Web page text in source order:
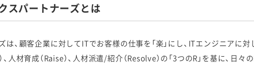
スパートナーズとは
は、顧客企業に対してITでお客様の仕事を「楽」にし、ITエンジニアに
、人材育成（Raise）、人材派遣/紹介（Resolve）の「3つのR」を基に、